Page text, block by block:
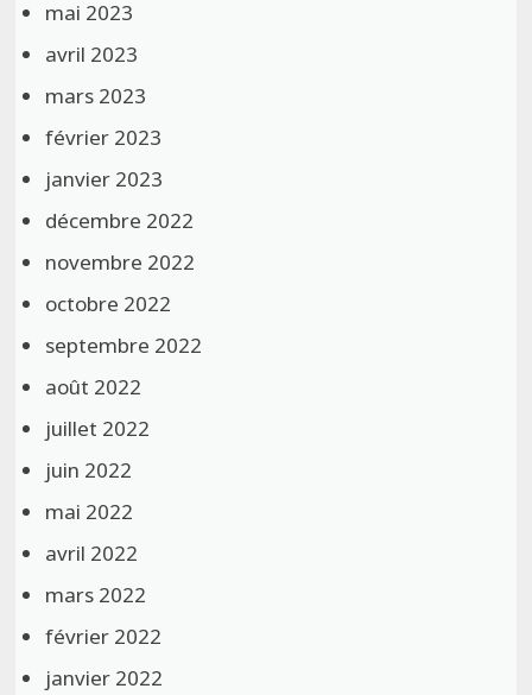
mai 2023
avril 2023
mars 2023
février 2023
janvier 2023
décembre 2022
novembre 2022
octobre 2022
septembre 2022
août 2022
juillet 2022
juin 2022
mai 2022
avril 2022
mars 2022
février 2022
janvier 2022